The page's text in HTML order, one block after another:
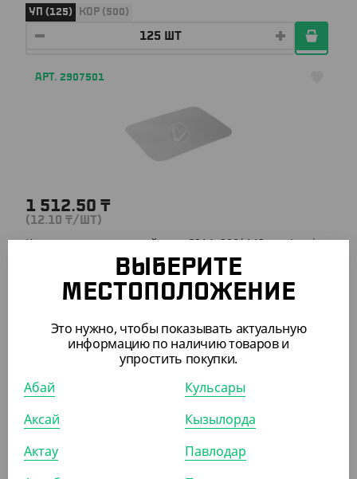
УП (125) КОР (500)
АРТ. 2907501
1 512.50 ₸
(12.10 ₸/ШТ)
Крышка к алюм. контейнеру С214, 208*143 мм, Lamina
КОР (1000)
ПОХОЖИЕ ТОВАРЫ
ВЫБЕРИТЕ
МЕСТОПОЛОЖЕНИЕ
Это нужно, чтобы показывать актуальную
информацию по наличию товаров и
упростить покупки.
Абай
Аксай
Актау
Кульсары
Кызылорда
Павлодар